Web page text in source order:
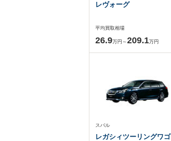
レヴォーグ
平均買取相場
26.9万円～209.1万円
スバル
レガシィツーリングワ